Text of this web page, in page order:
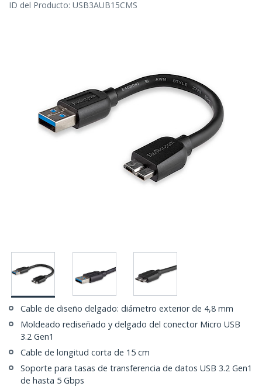
ID del Producto: USB3AUB15CMS
Cable de diseño delgado: diámetro exterior de 4,8 mm
Moldeado rediseñado y delgado del conector Micro USB
3.2 Gen1
Cable de longitud corta de 15 cm
Soporte para tasas de transferencia de datos USB 3.2 Gen1
de hasta 5 Gbps